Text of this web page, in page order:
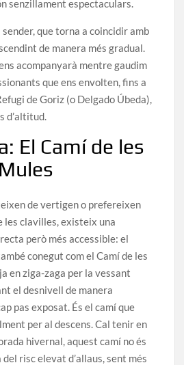
senzillament espectaculars.
sender, que torna a coincidir amb
de manera més gradual.
acompanyarà mentre gaudim
que ens envolten, fins a
de Goriz (o Delgado Úbeda),
d’altitud.
El Camí de les
de vertigen o prefereixen
les clavilles, existeix una
però més accessible: el
conegut com el Camí de les
en ziga-zaga per la vessant
el desnivell de manera
pas exposat. És el camí que
per al descens. Cal tenir en
hivernal, aquest camí no és
risc elevat d’allaus, sent més